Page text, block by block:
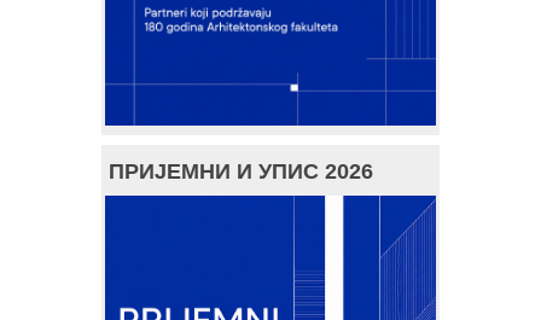
ПРИЈЕМНИ И УПИС 2026